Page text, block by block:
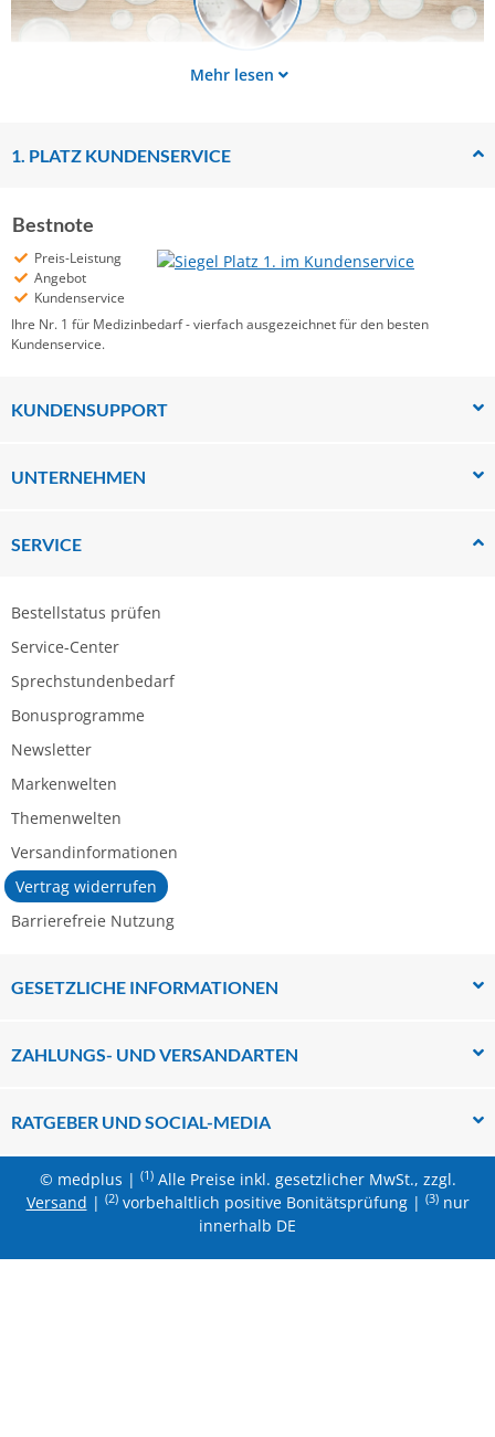
Mehr lesen
1. PLATZ KUNDENSERVICE
Bestnote
Preis-Leistung
Angebot
Kundenservice
Ihre Nr. 1 für Medizinbedarf - vierfach ausgezeichnet für den besten
Kundenservice.
KUNDENSUPPORT
UNTERNEHMEN
SERVICE
Bestellstatus prüfen
Service-Center
Sprechstundenbedarf
Bonusprogramme
Newsletter
Markenwelten
Themenwelten
Versandinformationen
Vertrag widerrufen
Barrierefreie Nutzung
GESETZLICHE INFORMATIONEN
ZAHLUNGS- UND VERSANDARTEN
RATGEBER UND SOCIAL-MEDIA
© medplus | (1)Alle Preise inkl. gesetzlicher MwSt., zzgl.
Versand | (2)vorbehaltlich positive Bonitätsprüfung | (3)nur
innerhalb DE